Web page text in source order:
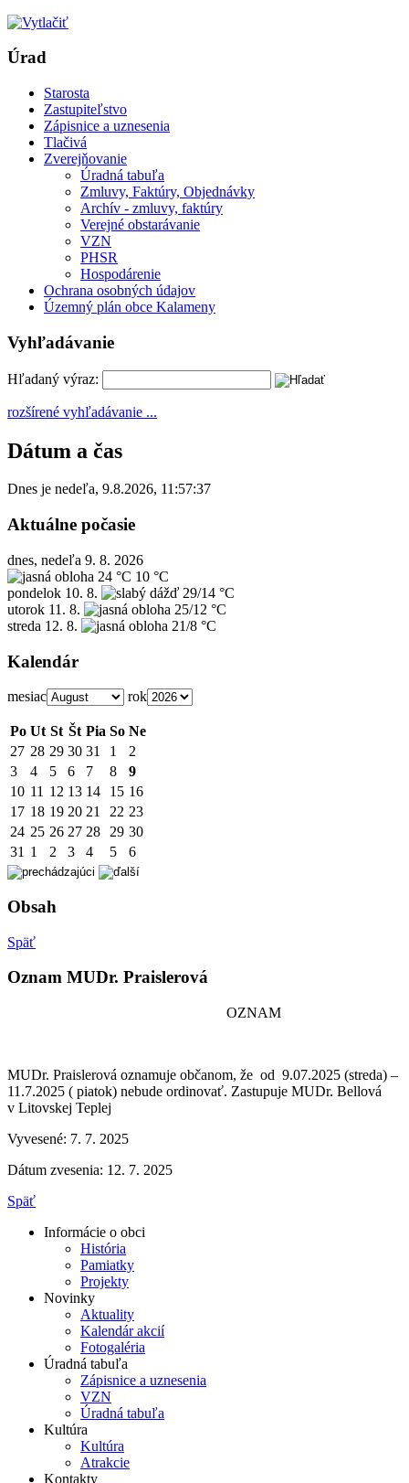
Úrad
Starosta
Zastupiteľstvo
Zápisnice a uznesenia
Tlačivá
Zverejňovanie
Úradná tabuľa
Zmluvy, Faktúry, Objednávky
Archív - zmluvy, faktúry
Verejné obstarávanie
VZN
PHSR
Hospodárenie
Ochrana osobných údajov
Územný plán obce Kalameny
Vyhľadávanie
Hľadaný výraz:
rozšírené vyhľadávanie ...
Dátum a čas
Dnes je nedeľa, 9.8.2026, 11:57:37
Aktuálne počasie
dnes, nedeľa 9. 8. 2026
24 °C 10 °C
pondelok 10. 8.
29/14 °C
utorok 11. 8.
25/12 °C
streda 12. 8. 21/8 °C
Kalendár
mesiac rok
Po Ut St Št Pia So Ne
27 28 29 30 31 1
2
3
4 5 6 7 8
9
10 11 12 13 14 15 16
17 18 19 20 21 22 23
24 25 26 27 28 29 30
31 1 2 3 4 5 6
Obsah
Späť
Oznam MUDr. Praislerová
OZNAM
MUDr. Praislerová oznamuje občanom, že od 9.07.2025 (streda) –
11.7.2025 ( piatok) nebude ordinovať. Zastupuje MUDr. Bellová
v Litovskej Teplej
Vyvesené: 7. 7. 2025
Dátum zvesenia: 12. 7. 2025
Späť
Informácie o obci
História
Pamiatky
Projekty
Novinky
Aktuality
Kalendár akcií
Fotogaléria
Úradná tabuľa
Zápisnice a uznesenia
VZN
Úradná tabuľa
Kultúra
Kultúra
Atrakcie
Kontakty